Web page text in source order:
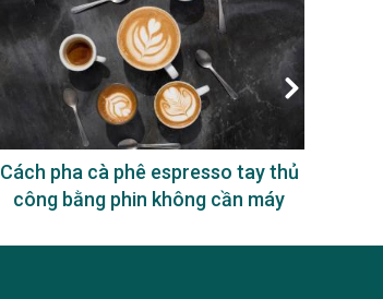
Cách pha cà phê espresso tay thủ
công bằng phin không cần máy